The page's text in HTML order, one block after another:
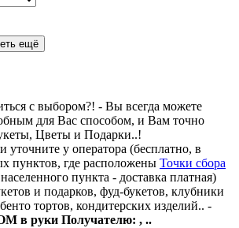
ещё
с выбором?! - Вы всегда можете
для Вас способом, и Вам точно
Цветы и Подарки..!
уточните у оператора (бесплатно, в
пунктов, где расположены Точки сбора
пункта - доставка платная)
и подарков, фуд-букетов, клубники
тортов, кондитерских изделий.. -
руки Получателю: , ..